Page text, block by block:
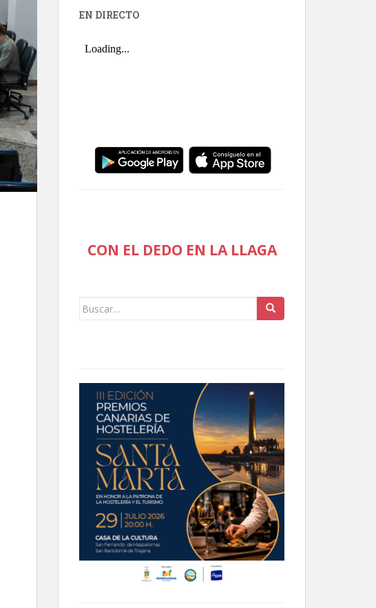
EN DIRECTO
CON EL DEDO EN LA LLAGA
Buscar: